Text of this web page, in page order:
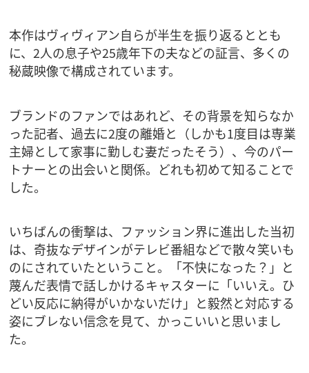
本作はヴィヴィアン自らが半生を振り返るととも
に、2人の息子や25歳年下の夫などの証言、多くの
秘蔵映像で構成されています。
ブランドのファンではあれど、その背景を知らなか
った記者、過去に2度の離婚と（しかも1度目は専業
主婦として家事に勤しむ妻だったそう）、今のパー
トナーとの出会いと関係。どれも初めて知ることで
した。
いちばんの衝撃は、ファッション界に進出した当初
は、奇抜なデザインがテレビ番組などで散々笑いも
のにされていたということ。「不快になった？」と
蔑んだ表情で話しかけるキャスターに「いいえ。ひ
どい反応に納得がいかないだけ」と毅然と対応する
姿にブレない信念を見て、かっこいいと思いまし
た。